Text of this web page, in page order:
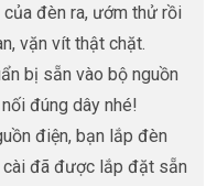
đèn ra, ướm thử rồi
vặn vít thật chặt.
bị sẵn vào bộ nguồn
đúng dây nhé!
điện, bạn lắp đèn
cài đã được lắp đặt sẵn